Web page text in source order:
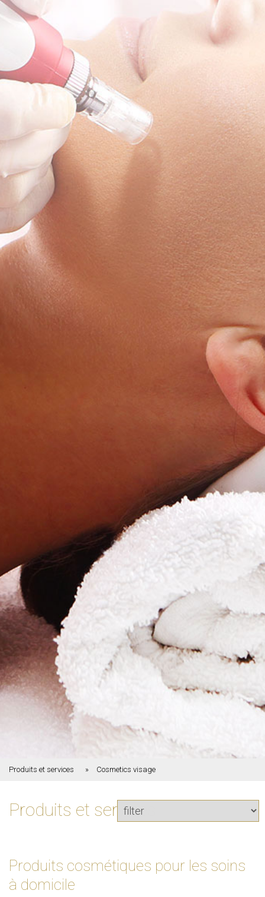
Produits et services Cosmetics visage
Produits et services
Produits cosmétiques pour les soins
à domicile